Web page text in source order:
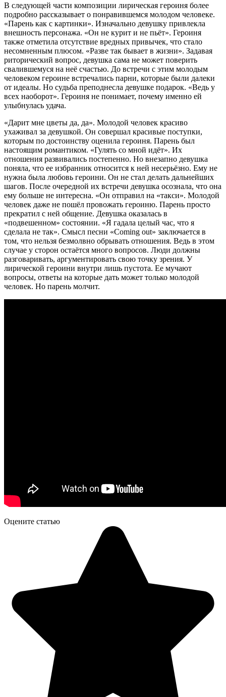
В следующей части композиции лирическая героиня более
подробно рассказывает о понравившемся молодом человеке.
«Парень как с картинки». Изначально девушку привлекла
внешность персонажа. «Он не курит и не пьёт». Героиня
также отметила отсутствие вредных привычек, что стало
несомненным плюсом. «Разве так бывает в жизни». Задавая
риторический вопрос, девушка сама не может поверить
свалившемуся на неё счастью. До встречи с этим молодым
человеком героине встречались парни, которые были далеки
от идеалы. Но судьба преподнесла девушке подарок. «Ведь у
всех наоборот». Героиня не понимает, почему именно ей
улыбнулась удача.
«Дарит мне цветы да, да». Молодой человек красиво
ухаживал за девушкой. Он совершал красивые поступки,
которым по достоинству оценила героиня. Парень был
настоящим романтиком. «Гулять со мной идёт». Их
отношения развивались постепенно. Но внезапно девушка
поняла, что ее избранник относится к ней несерьёзно. Ему не
нужна была любовь героини. Он не стал делать дальнейших
шагов. После очередной их встречи девушка осознала, что она
ему больше не интересна. «Он отправил на «такси». Молодой
человек даже не пошёл провожать героиню. Парень просто
прекратил с ней общение. Девушка оказалась в
«подвешенном» состоянии. «Я гадала целый час, что я
сделала не так». Смысл песни «Coming out» заключается в
том, что нельзя безмолвно обрывать отношения. Ведь в этом
случае у сторон остаётся много вопросов. Люди должны
разговаривать, аргументировать свою точку зрения. У
лирической героини внутри лишь пустота. Ее мучают
вопросы, ответы на которые дать может только молодой
человек. Но парень молчит.
Оцените статью